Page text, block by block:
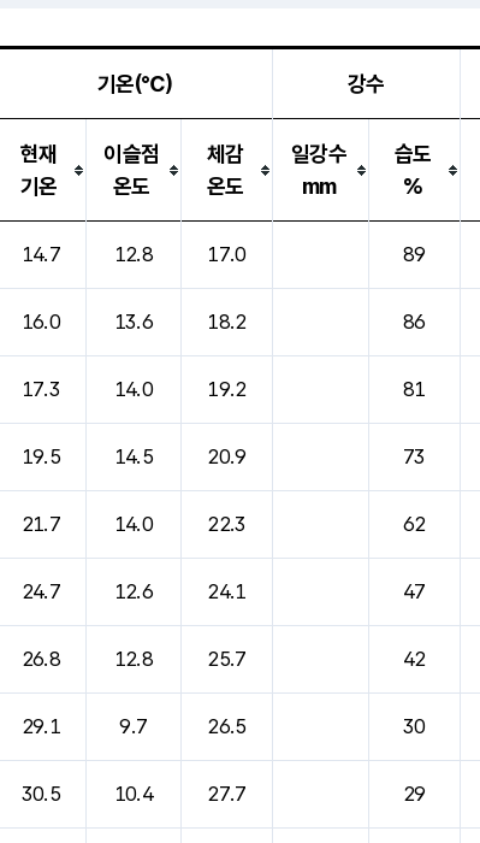
기온(℃) 강수
현재
기온
이슬점
온도
체감
온도
일강수
mm
습도
%
14.7 12.8 17.0 89
16.0 13.6 18.2 86
17.3 14.0 19.2 81
19.5 14.5 20.9 73
21.7 14.0 22.3 62
24.7 12.6 24.1 47
26.8 12.8 25.7 42
29.1 9.7 26.5 30
30.5 10.4 27.7 29